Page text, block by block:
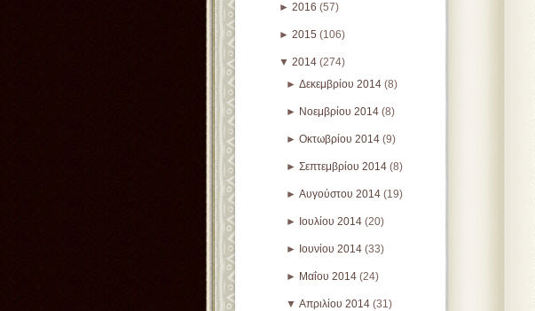
► 2016 (57)
► 2015 (106)
▼ 2014 (274)
► Δεκεμβρίου 2014 (8)
► Νοεμβρίου 2014 (8)
► Οκτωβρίου 2014 (9)
► Σεπτεμβρίου 2014 (8)
► Αυγούστου 2014 (19)
► Ιουλίου 2014 (20)
► Ιουνίου 2014 (33)
► Μαΐου 2014 (24)
▼ Απριλίου 2014 (31)